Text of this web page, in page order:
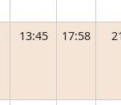
13:45 17:58